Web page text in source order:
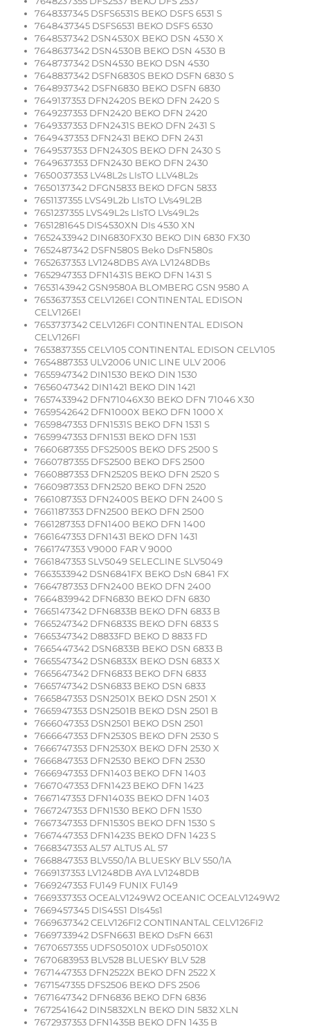
7648337345 DSFS6531S BEKO DSFS 6531 S
7648437345 DSFS6531 BEKO DSFS 6530
7648537342 DSN4530X BEKO DSN 4530 X
7648637342 DSN4530B BEKO DSN 4530 B
7648737342 DSN4530 BEKO DSN 4530
7648837342 DSFN6830S BEKO DSFN 6830 S
7648937342 DSFN6830 BEKO DSFN 6830
7649137353 DFN2420S BEKO DFN 2420 S
7649237353 DFN2420 BEKO DFN 2420
7649337353 DFN2431S BEKO DFN 2431 S
7649437353 DFN2431 BEKO DFN 2431
7649537353 DFN2430S BEKO DFN 2430 S
7649637353 DFN2430 BEKO DFN 2430
7650037353 LV48L2s LIsTO LLV48L2s
7650137342 DFGN5833 BEKO DFGN 5833
7651137355 LVS49L2b LIsTO LVs49L2B
7651237355 LVS49L2s LIsTO LVs49L2s
7651281645 DIS4530XN DIs 4530 XN
7652433942 DIN6830FX30 BEKO DIN 6830 FX30
7652487342 DSFN580S Beko DsFN580s
7652637353 LV1248DBS AYA LV1248DBs
7652947353 DFN1431S BEKO DFN 1431 S
7653143942 GSN9580A BLOMBERG GSN 9580 A
7653637353 CELV126EI CONTINENTAL EDISON
CELV126EI
7653737342 CELV126FI CONTINENTAL EDISON
CELV126FI
7653837355 CELV105 CONTINENTAL EDISON CELV105
7654887353 ULV2006 UNIC LINE ULV 2006
7655947342 DIN1530 BEKO DIN 1530
7656047342 DIN1421 BEKO DIN 1421
7657433942 DFN71046X30 BEKO DFN 71046 X30
7659542642 DFN1000X BEKO DFN 1000 X
7659847353 DFN1531S BEKO DFN 1531 S
7659947353 DFN1531 BEKO DFN 1531
7660687355 DFS2500S BEKO DFS 2500 S
7660787355 DFS2500 BEKO DFS 2500
7660887353 DFN2520S BEKO DFN 2520 S
7660987353 DFN2520 BEKO DFN 2520
7661087353 DFN2400S BEKO DFN 2400 S
7661187353 DFN2500 BEKO DFN 2500
7661287353 DFN1400 BEKO DFN 1400
7661647353 DFN1431 BEKO DFN 1431
7661747353 V9000 FAR V 9000
7661847353 SLV5049 SELECLINE SLV5049
7663533942 DSN6841FX BEKO DsN 6841 FX
7664787353 DFN2400 BEKO DFN 2400
7664839942 DFN6830 BEKO DFN 6830
7665147342 DFN6833B BEKO DFN 6833 B
7665247342 DFN6833S BEKO DFN 6833 S
7665347342 D8833FD BEKO D 8833 FD
7665447342 DSN6833B BEKO DSN 6833 B
7665547342 DSN6833X BEKO DSN 6833 X
7665647342 DFN6833 BEKO DFN 6833
7665747342 DSN6833 BEKO DSN 6833
7665847353 DSN2501X BEKO DSN 2501 X
7665947353 DSN2501B BEKO DSN 2501 B
7666047353 DSN2501 BEKO DSN 2501
7666647353 DFN2530S BEKO DFN 2530 S
7666747353 DFN2530X BEKO DFN 2530 X
7666847353 DFN2530 BEKO DFN 2530
7666947353 DFN1403 BEKO DFN 1403
7667047353 DFN1423 BEKO DFN 1423
7667147353 DFN1403S BEKO DFN 1403
7667247353 DFN1530 BEKO DFN 1530
7667347353 DFN1530S BEKO DFN 1530 S
7667447353 DFN1423S BEKO DFN 1423 S
7668347353 AL57 ALTUS AL 57
7668847353 BLV550/1A BLUESKY BLV 550/1A
7669137353 LV1248DB AYA LV1248DB
7669247353 FU149 FUNIX FU149
7669337353 OCEALV1249W2 OCEANIC OCEALV1249W2
7669457345 DIS45S1 DIs45s1
7669637342 CELV126FI2 CONTINANTAL CELV126FI2
7669733942 DSFN6631 BEKO DsFN 6631
7670657355 UDFS05010X UDFs05010X
7670683953 BLV528 BLUESKY BLV 528
7671447353 DFN2522X BEKO DFN 2522 X
7671547355 DFS2506 BEKO DFS 2506
7671647342 DFN6836 BEKO DFN 6836
7672541642 DIN5832XLN BEKO DIN 5832 XLN
7672937353 DFN1435B BEKO DFN 1435 B